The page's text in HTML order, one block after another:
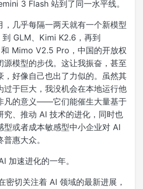
3 Flash 站到了同一水平线。
，几乎每隔一两天就有一个新模型
GLM、Kimi K2.6，再到
Mimo V2.5 Pro，中国的开放权
源模型的步伐。这让我振奋，甚至
，好像自己也出了力似的。虽然其
过于巨大，我没机会在本地运行他
凡的意义——它们能催生大量基于
究、推动 AI 技术的进化，同时也
型或者成本敏感型中小企业对 AI
惠大众。
加速进化的一年。
密切关注着 AI 领域的最新进展，